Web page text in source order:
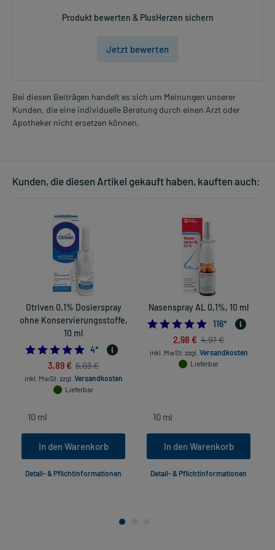
Produkt bewerten & PlusHerzen sichern
Jetzt bewerten
Bei diesen Beiträgen handelt es sich um Meinungen unserer
Kunden, die eine individuelle Beratung durch einen Arzt oder
Apotheker nicht ersetzen können.
Kunden, die diesen Artikel gekauft haben, kauften auch:
Otriven 0,1% Dosierspray
ohne Konservierungsstoffe,
10 ml
5.0
4*
3,89 € 6,03 €
inkl. MwSt. zzgl. Versandkosten
Lieferbar
In den Warenkorb
Detail- & Pflichtinformationen
Nasenspray AL 0,1%, 10 ml
116*
2,98 € 4,97 €
inkl. MwSt. zzgl. Versandkosten
Lieferbar
In den Warenkorb
Detail- & Pflichtinformationen